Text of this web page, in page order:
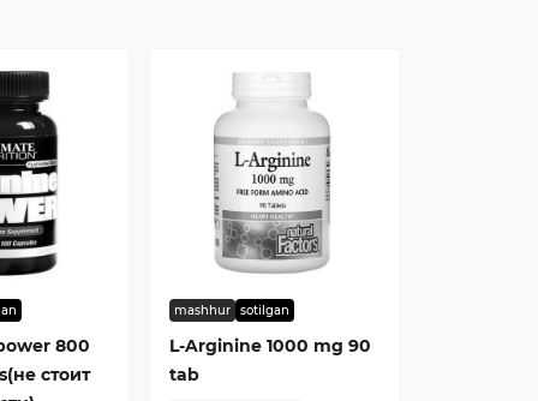
800
стоит
mashhur sotilgan
L-Arginine 1000 mg 90
tab